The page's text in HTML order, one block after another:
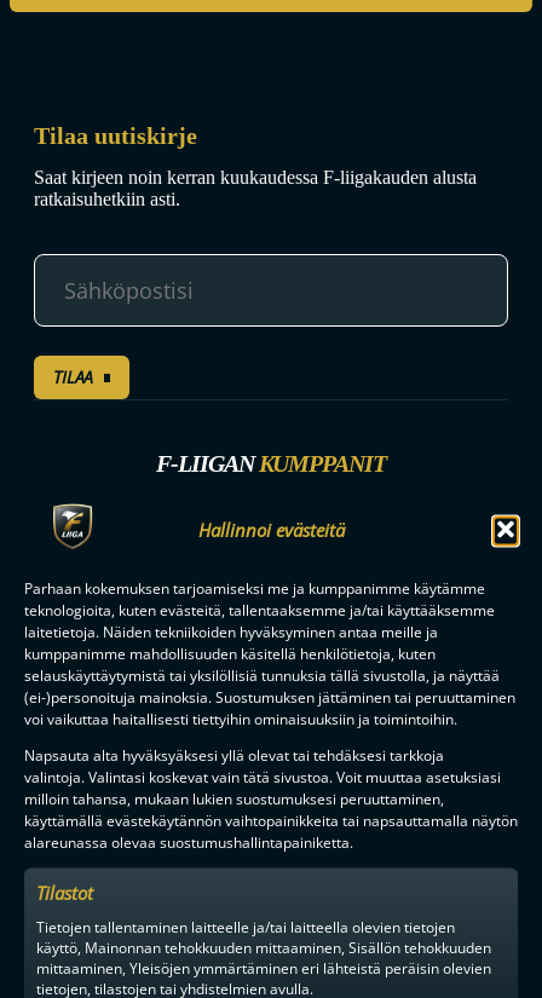
Hallinnoi evästeitä
Parhaan kokemuksen tarjoamiseksi me ja kumppanimme käytämme
teknologioita, kuten evästeitä, tallentaaksemme ja/tai käyttääksemme
laitetietoja. Näiden tekniikoiden hyväksyminen antaa meille ja
kumppanimme mahdollisuuden käsitellä henkilötietoja, kuten
selauskäyttäytymistä tai yksilöllisiä tunnuksia tällä sivustolla, ja näyttää
(ei-)personoituja mainoksia. Suostumuksen jättäminen tai peruuttaminen
voi vaikuttaa haitallisesti tiettyihin ominaisuuksiin ja toimintoihin.
Napsauta alta hyväksyäksesi yllä olevat tai tehdäksesi tarkkoja
valintoja. Valintasi koskevat vain tätä sivustoa. Voit muuttaa asetuksiasi
milloin tahansa, mukaan lukien suostumuksesi peruuttaminen,
käyttämällä evästekäytännön vaihtopainikkeita tai napsauttamalla näytön
alareunassa olevaa suostumushallintapainiketta.
Tilastot
Tietojen tallentaminen laitteelle ja/tai laitteella olevien tietojen
käyttö, Mainonnan tehokkuuden mittaaminen, Sisällön tehokkuuden
mittaaminen, Yleisöjen ymmärtäminen eri lähteistä peräisin olevien
tietojen, tilastojen tai yhdistelmien avulla.
Tilaa uutiskirje
Saat kirjeen noin kerran kuukaudessa F-liigakauden alusta
ratkaisuhetkiin asti.
TILAA
F-LIIGANKUMPPANIT